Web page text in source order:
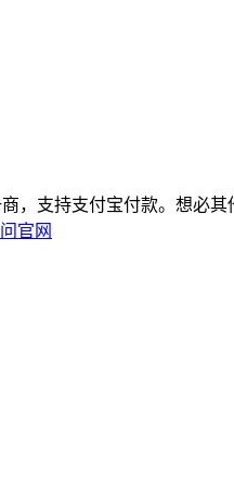
，支持支付宝付款。想必
官网